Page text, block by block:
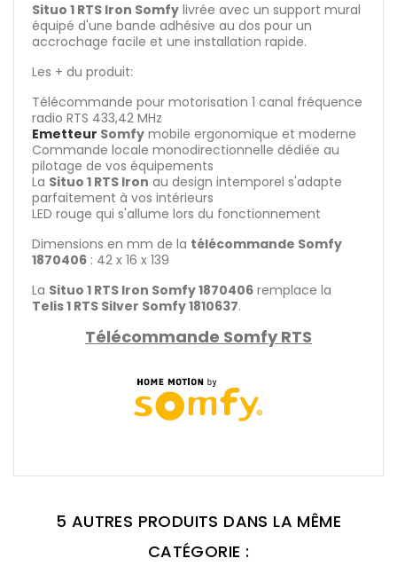
Situo 1 RTS Iron Somfy livrée avec un support mural
équipé d'une bande adhésive au dos pour un
accrochage facile et une installation rapide.
Les + du produit:
Télécommande pour motorisation 1 canal fréquence
radio RTS 433,42 MHz
Emetteur Somfy mobile ergonomique et moderne
Commande locale monodirectionnelle dédiée au
pilotage de vos équipements
La Situo 1 RTS Iron au design intemporel s'adapte
parfaitement à vos intérieurs
LED rouge qui s'allume lors du fonctionnement
Dimensions en mm de la télécommande Somfy
1870406 : 42 x 16 x 139
La Situo 1 RTS Iron Somfy 1870406 remplace la
Telis 1 RTS Silver Somfy 1810637.
Télécommande Somfy RTS
5 AUTRES PRODUITS DANS LA MÊME
CATÉGORIE :